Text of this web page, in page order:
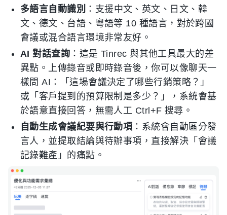
多語言自動識別 ：支援中文、英文、日文、韓
文、德文、台語、粵語等 10 種語言，對於跨國
會議或混合語言環境非常友好。
AI 對話查詢 ：這是 Tinrec 與其他工具最大的差
異點。上傳錄音或即時錄音後，你可以像聊天一
樣問 AI：「這場會議決定了哪些行銷策略？」
或「客戶提到的預算限制是多少？」，系統會基
於語意直接回答，無需人工 Ctrl+F 搜尋。
自動生成會議紀要與行動項 ：系統會自動區分發
言人，並提取結論與待辦事項，直接解決「會議
記錄難產」的痛點。